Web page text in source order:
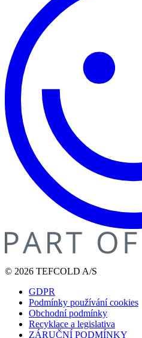
© 2026 TEFCOLD A/S
GDPR
Podmínky používání cookies
Obchodní podmínky
Recyklace a legislativa
ZÁRUČNÍ PODMÍNKY